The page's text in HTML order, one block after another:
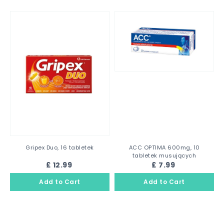
Gripex Duo, 16 tabletek
£ 12.99
ACC OPTIMA 600mg, 10
tabletek musujących
£ 7.99